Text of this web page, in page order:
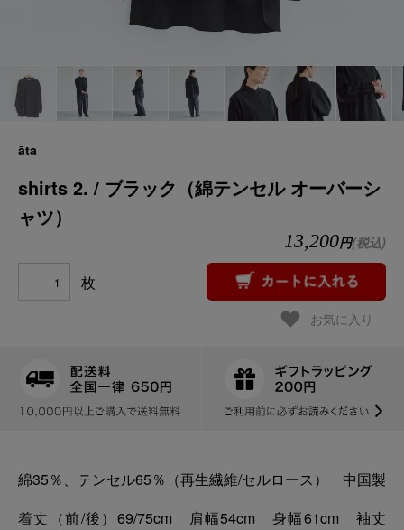
āta
shirts 2. / ブラック（綿テンセル オーバーシ
ャツ）
13,200円(税込)
枚
お気に入り
綿35％、テンセル65％（再生繊維/セルロース） 中国製
着丈（前/後）69/75cm 肩幅54cm 身幅61cm 袖丈